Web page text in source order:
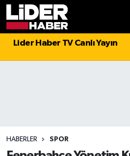
Lider Haber TV Canlı Yayın
HABERLER SPOR
Politika
Magazin
Hava Durumu
Süper Lig Puan Durumu ve